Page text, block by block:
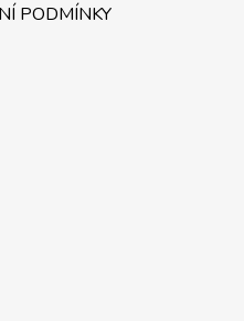
PODMÍNKY